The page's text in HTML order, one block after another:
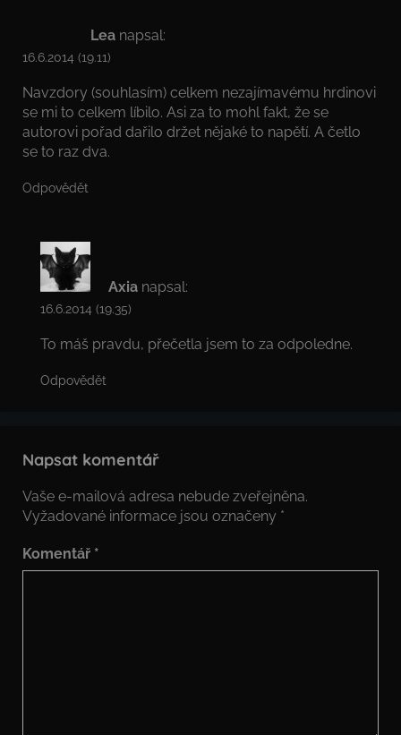
Lea napsal:
16.6.2014 (19.11)
Navzdory (souhlasím) celkem nezajímavému hrdinovi
se mi to celkem líbilo. Asi za to mohl fakt, že se
autorovi pořad dařilo držet nějaké to napětí. A četlo
se to raz dva.
Odpovědět
Axia napsal:
16.6.2014 (19.35)
To máš pravdu, přečetla jsem to za odpoledne.
Odpovědět
Napsat komentář
Vaše e-mailová adresa nebude zveřejněna.
Vyžadované informace jsou označeny *
Komentář *